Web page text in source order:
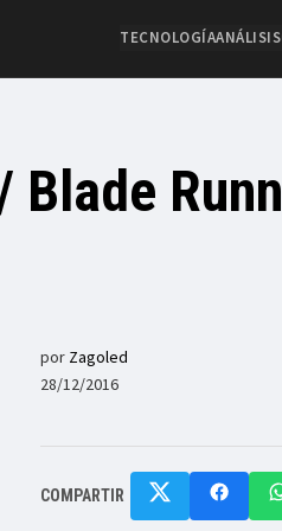
TECNOLOGÍAANÁLISIS
Blade
por Zagoled
28/12/2016
COMPARTIR